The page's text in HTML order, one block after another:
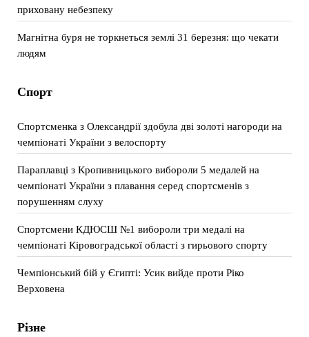
приховану небезпеку
Магнітна буря не торкнеться землі 31 березня: що чекати
людям
Спорт
Спортсменка з Олександрії здобула дві золоті нагороди на
чемпіонаті України з велоспорту
Параплавці з Кропивницького вибороли 5 медалей на
чемпіонаті України з плавання серед спортсменів з
порушенням слуху
Спортсмени КДЮСШ №1 вибороли три медалі на
чемпіонаті Кіровоградської області з гирьового спорту
Чемпіонський бій у Єгипті: Усик вийде проти Ріко
Верховена
Різне